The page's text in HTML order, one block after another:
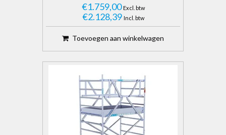
€1.759,00 Excl. btw
€2.128,39 Incl. btw
Toevoegen aan winkelwagen